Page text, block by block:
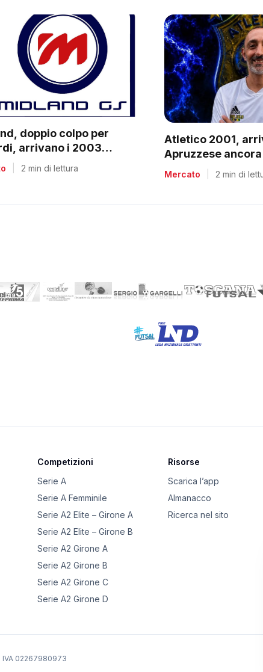
doppio colpo per
arrivano i 2003
e Villa
2 min di lettura
Atletico 2001,
Apruzzese
C2
Mercato 2 min di
Competizioni
Serie A
Serie A Femminile
Serie A2 Elite – Girone A
Serie A2 Elite – Girone B
Serie A2 Girone A
Serie A2 Girone B
Serie A2 Girone C
Serie A2 Girone D
Risorse
Scarica l’app
Almanacco
Ricerca nel sito
IVA 02267980973